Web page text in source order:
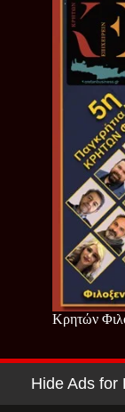
Κρητών
Copyright © 2026 -
Hide Ads for